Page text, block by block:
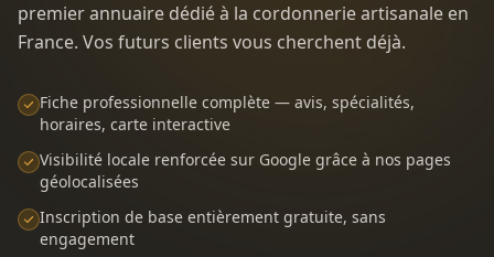
premier annuaire dédié à la cordonnerie artisanale en
France. Vos futurs clients vous cherchent déjà.
Fiche professionnelle complète — avis, spécialités,
horaires, carte interactive
Visibilité locale renforcée sur Google grâce à nos pages
géolocalisées
Inscription de base entièrement gratuite, sans
engagement